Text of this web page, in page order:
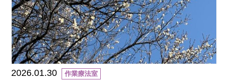
2026.01.30 作業療法室